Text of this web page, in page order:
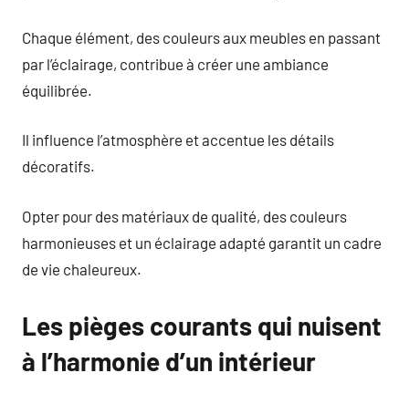
Chaque élément, des couleurs aux meubles en passant
par l’éclairage, contribue à créer une ambiance
équilibrée.
Il influence l’atmosphère et accentue les détails
décoratifs.
Opter pour des matériaux de qualité, des couleurs
harmonieuses et un éclairage adapté garantit un cadre
de vie chaleureux.
Les pièges courants qui nuisent
à l’harmonie d’un intérieur